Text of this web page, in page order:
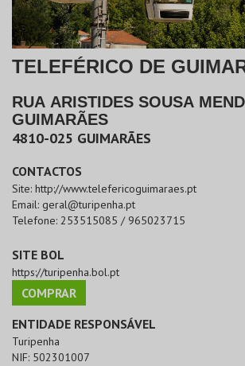
TELEFÉRICO DE
RUA ARISTIDES SOUSA
GUIMARÃES
4810-025 GUIMARÃES
CONTACTOS
Site: http://www.telefericoguimaraes.pt
Email: geral@turipenha.pt
Telefone: 253515085 / 965023715
SITE BOL
https://turipenha.bol.pt
COMPRAR
ENTIDADE RESPONSÁVEL
Turipenha
NIF: 502301007